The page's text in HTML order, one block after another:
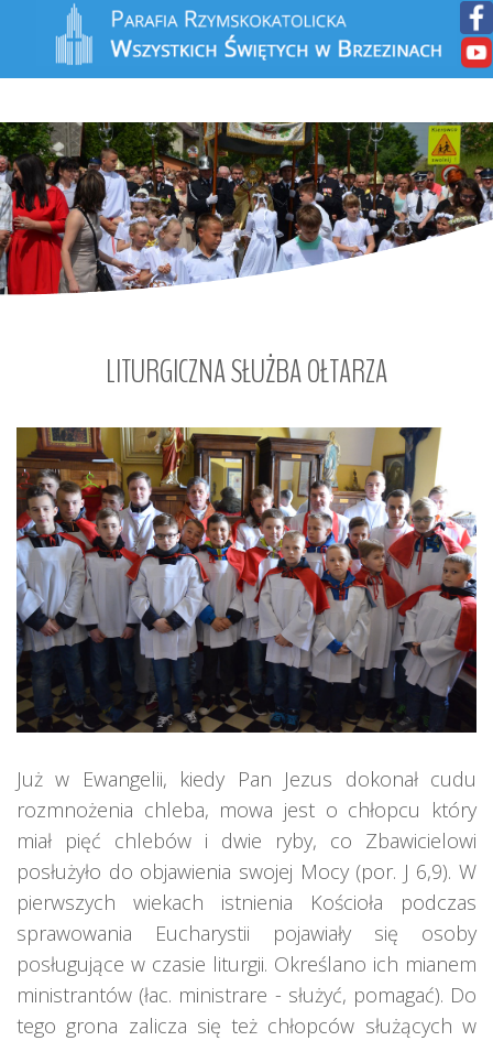
LITURGICZNASŁUŻBAOŁTARZA
Już w Ewangelii, kiedy Pan Jezus dokonał cudu
rozmnożenia chleba, mowa jest o chłopcu który
miał pięć chlebów i dwie ryby, co Zbawicielowi
posłużyło do objawienia swojej Mocy (por. J 6,9). W
pierwszych wiekach istnienia Kościoła podczas
sprawowania Eucharystii pojawiały się osoby
posługujące w czasie liturgii. Określano ich mianem
ministrantów (łac. ministrare - służyć, pomagać). Do
tego grona zalicza się też chłopców służących w